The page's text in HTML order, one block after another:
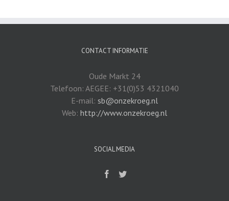
CONTACT INFORMATIE
Oude Markt 24
Telefoon: AEGEE: +31(0)53 4321040
E-mail: sb@onzekroeg.nl
Web: http://www.onzekroeg.nl
SOCIAL MEDIA